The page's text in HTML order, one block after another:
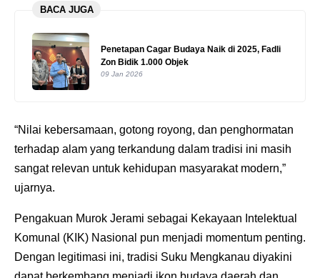
BACA JUGA
Penetapan Cagar Budaya Naik di 2025, Fadli
Zon Bidik 1.000 Objek
09 Jan 2026
“Nilai kebersamaan, gotong royong, dan penghormatan
terhadap alam yang terkandung dalam tradisi ini masih
sangat relevan untuk kehidupan masyarakat modern,”
ujarnya.
Pengakuan Murok Jerami sebagai Kekayaan Intelektual
Komunal (KIK) Nasional pun menjadi momentum penting.
Dengan legitimasi ini, tradisi Suku Mengkanau diyakini